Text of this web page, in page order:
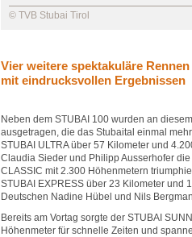
© TVB Stubai Tirol
Vier weitere spektakuläre Rennen
mit eindrucksvollen Ergebnissen
Neben dem STUBAI 100 wurden an
ausgetragen, die das Stubaital einmal
STUBAI ULTRA über 57 Kilometer und
Claudia Sieder und Philipp Ausserhofer
CLASSIC mit 2.300 Höhenmetern
STUBAI EXPRESS über 23 Kilometer und
Deutschen Nadine Hübel und Nils
Bereits am Vortag sorgte der STUBAI
Höhenmeter für schnelle Zeiten und